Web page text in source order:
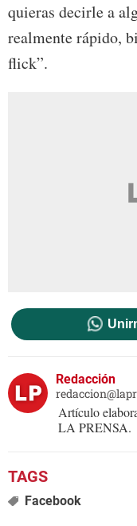
quieras decirle a
realmente rápido,
flick”.
Redacción
Artículo
LA PRENSA.
Facebook